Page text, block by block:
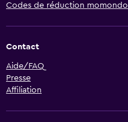
Codes de réduction momondo
Contact
Aide/FAQ
Presse
Affiliation